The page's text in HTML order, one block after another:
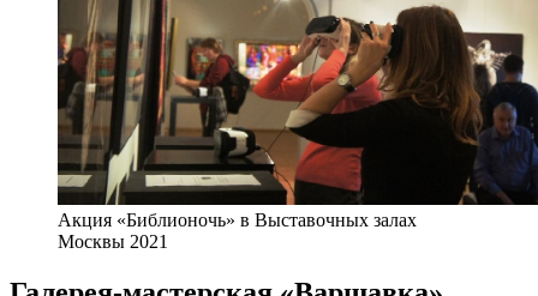
Акция «Библионочь» в Выставочных залах
Москвы 2021